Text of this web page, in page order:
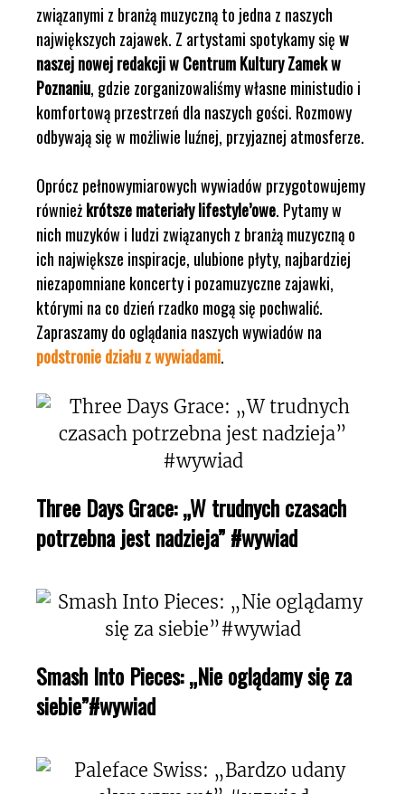
związanymi z branżą muzyczną to jedna z naszych
największych zajawek. Z artystami spotykamy sięw
naszej nowej redakcji w Centrum Kultury Zamek w
Poznaniu, gdzie zorganizowaliśmy własne ministudio i
komfortową przestrzeń dla naszych gości. Rozmowy
odbywają się w możliwie luźnej, przyjaznej atmosferze.
Oprócz pełnowymiarowych wywiadów przygotowujemy
równieżkrótsze materiały lifestyle’owe. Pytamy w
nich muzyków i ludzi związanych z branżą muzyczną o
ich największe inspiracje, ulubione płyty, najbardziej
niezapomniane koncerty i pozamuzyczne zajawki,
którymi na co dzień rzadko mogą się pochwalić.
Zapraszamy do oglądania naszych wywiadów na
podstronie działu z wywiadami.
Three Days Grace: „W trudnych czasach
potrzebna jest nadzieja” #wywiad
Smash Into Pieces: „Nie oglądamy się za
siebie”#wywiad